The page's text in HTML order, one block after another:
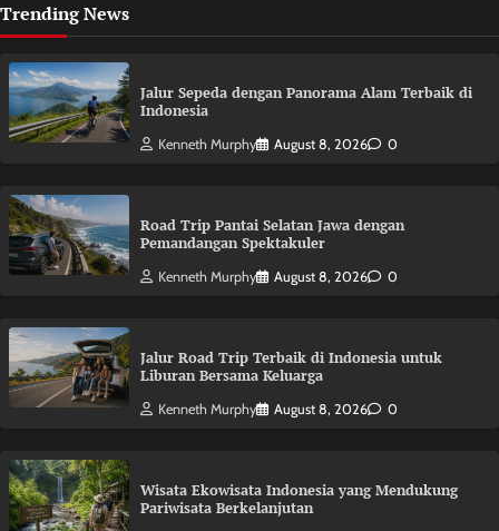
Trending News
Jalur Sepeda dengan Panorama Alam Terbaik di
Indonesia
Kenneth Murphy August 8, 2026 0
Road Trip Pantai Selatan Jawa dengan
Pemandangan Spektakuler
Kenneth Murphy August 8, 2026 0
Jalur Road Trip Terbaik di Indonesia untuk
Liburan Bersama Keluarga
Kenneth Murphy August 8, 2026 0
Wisata Ekowisata Indonesia yang Mendukung
Pariwisata Berkelanjutan